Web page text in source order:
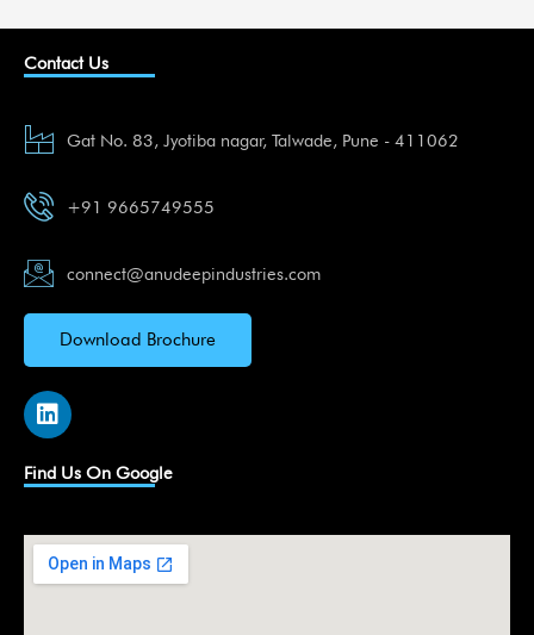
Contact Us
Gat No. 83, Jyotiba nagar, Talwade, Pune - 411062
+91 9665749555
connect@anudeepindustries.com
Download Brochure
L
i
k
e
i
n
Find Us On Google